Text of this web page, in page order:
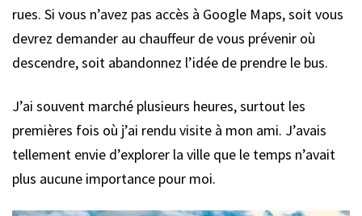
rues. Si vous n’avez pas accès à Google Maps, soit vous
devrez demander au chauffeur de vous prévenir où
descendre, soit abandonnez l’idée de prendre le bus.
J’ai souvent marché plusieurs heures, surtout les
premières fois où j’ai rendu visite à mon ami. J’avais
tellement envie d’explorer la ville que le temps n’avait
plus aucune importance pour moi.